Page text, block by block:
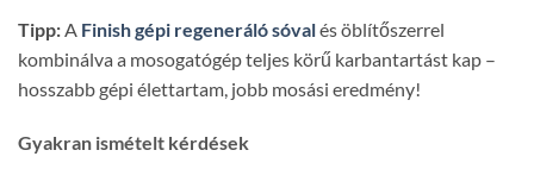
Tipp: A Finish gépi regeneráló sóvalés öblítőszerrel
kombinálva a mosogatógép teljes körű karbantartást kap –
hosszabb gépi élettartam, jobb mosási eredmény!
Gyakran ismételt kérdések